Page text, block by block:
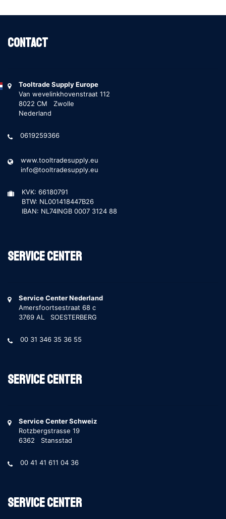
Contact
Tooltrade Supply Europe
Van wevelinkhovenstraat 112
8022 CM Zwolle
Nederland
0619259366
www.tooltradesupply.eu
info@tooltradesupply.eu
KVK: 66180791
BTW: NL001418447B26
IBAN: NL74INGB 0007 3124 88
Service Center
Service Center Nederland
Amersfoortsestraat 68 c
3769 AL SOESTERBERG
00 31 346 35 36 55
Service Center
Service Center Schweiz
Rotzbergstrasse 19
6362 Stansstad
00 41 41 611 04 36
Service Center